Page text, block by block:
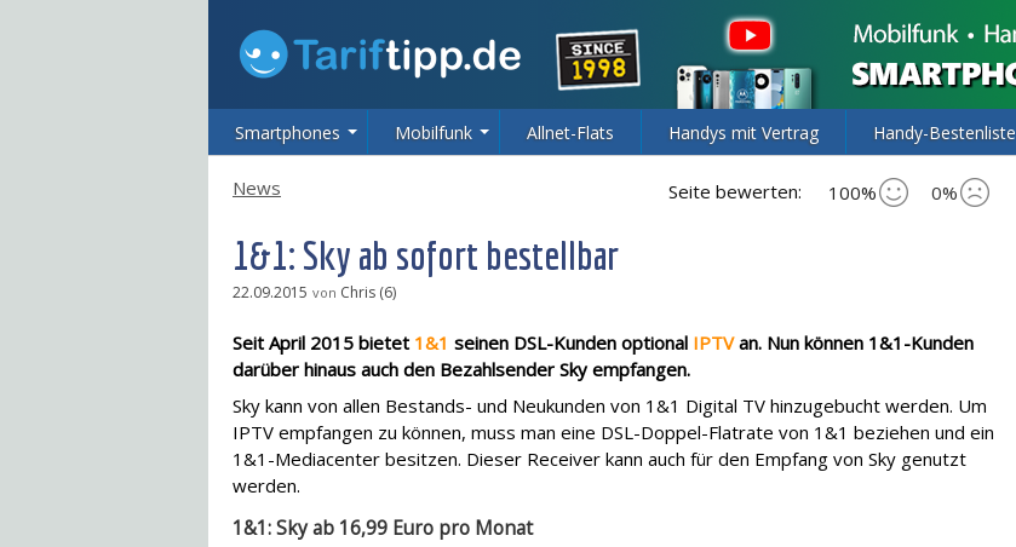
Smartphones Mobilfunk Allnet-Flats Handys mit Vertrag Handy-Bestenliste
Seite bewerten: 100% 0%
News
1&1: Sky ab sofort bestellbar
22.09.2015 von Chris (6)
Seit April 2015 bietet 1&1 seinen DSL-Kunden optional IPTVan. Nun können 1&1-Kunden
darüber hinaus auch den Bezahlsender Sky empfangen.
Sky kann von allen Bestands- und Neukunden von 1&1 Digital TV hinzugebucht werden. Um
IPTV empfangen zu können, muss man eine DSL-Doppel-Flatrate von 1&1 beziehen und ein
1&1-Mediacenter besitzen. Dieser Receiver kann auch für den Empfang von Sky genutzt
werden.
1&1: Sky ab 16,99 Euro pro Monat